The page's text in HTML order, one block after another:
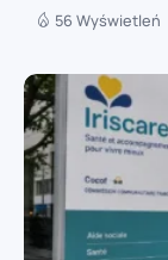
56 Wyświetleń